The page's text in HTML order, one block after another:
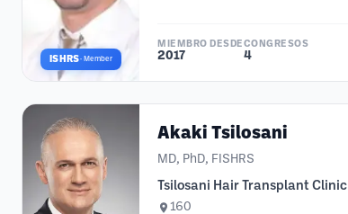
ISHRS· Member
MIEMBRO DESDE
2017
CONGRESOS
4
Akaki Tsilosani
MD, PhD, FISHRS
Tsilosani Hair Transplant Clinic
160